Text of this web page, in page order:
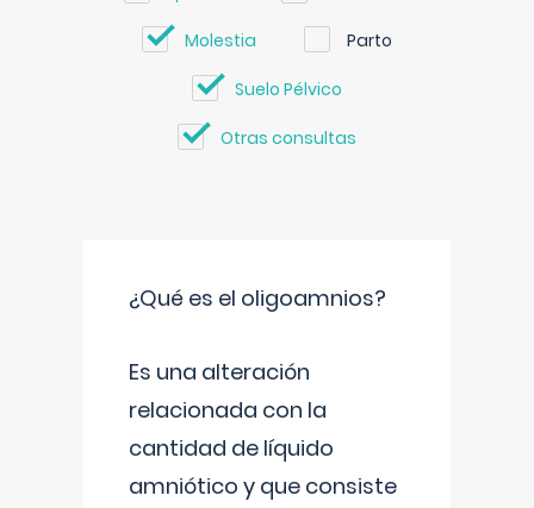
Molestia Parto
Suelo Pélvico
Otras consultas
¿Qué es el oligoamnios?
Es una alteración
relacionada con la
cantidad de líquido
amniótico y que consiste